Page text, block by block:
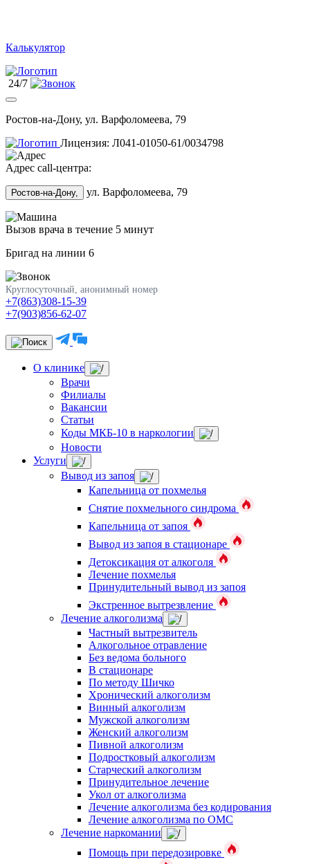
Калькулятор
24/7
Ростов-на-Дону, ул. Варфоломеева, 79
Лицензия: Л041-01050-61/0034798
Адрес call-центра:
Ростов-на-Дону, ул. Варфоломеева, 79
Вызов врача в течение 5 минут
Бригад на линии 6
Круглосуточный, анонимный номер
+7(863)308-15-39
+7(903)856-62-07
О клинике
Врачи
Филиалы
Вакансии
Статьи
Коды МКБ-10 в наркологии
Новости
Услуги
Вывод из запоя
Капельница от похмелья
Снятие похмельного синдрома
Капельница от запоя
Вывод из запоя в стационаре
Детоксикация от алкоголя
Лечение похмелья
Принудительный вывод из запоя
Экстренное вытрезвление
Лечение алкоголизма
Частный вытрезвитель
Алкогольное отравление
Без ведома больного
В стационаре
По методу Шичко
Хронический алкоголизм
Винный алкоголизм
Мужской алкоголизм
Женский алкоголизм
Пивной алкоголизм
Подростковый алкоголизм
Старческий алкоголизм
Принудительное лечение
Укол от алкоголизма
Лечение алкоголизма без кодирования
Лечение алкоголизма по ОМС
Лечение наркомании
Помощь при передозировке